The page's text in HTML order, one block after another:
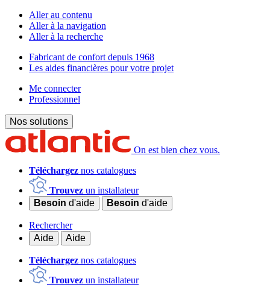
Aller au contenu
Aller à la navigation
Aller à la recherche
Fabricant de confort depuis 1968
Les aides financières pour votre projet
Me connecter
Professionnel
Nos solutions
On est bien chez vous.
Téléchargez nos catalogues
Trouvez un installateur
Besoin d'aide Besoin d'aide
Rechercher
Aide
Aide
Téléchargez nos catalogues
Trouvez un installateur